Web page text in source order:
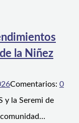
la Niñez
Comentarios: 0
y la Seremi de